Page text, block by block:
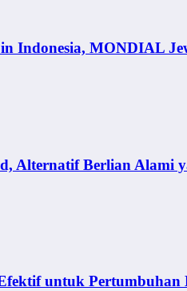
Indonesia, MONDIAL
Alternatif Berlian Alami
untuk Pertumbuhan